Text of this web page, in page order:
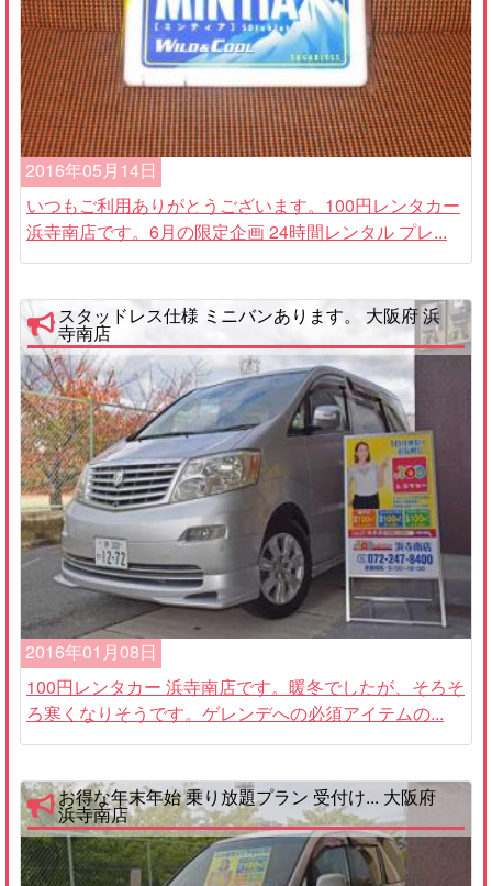
2016年05月14日
いつもご利用ありがとうございます。100円レンタカー
浜寺南店です。6月の限定企画 24時間レンタル プレ...
スタッドレス仕様 ミニバンあります。 大阪府 浜
寺南店
2016年01月08日
100円レンタカー 浜寺南店です。暖冬でしたが、そろそ
ろ寒くなりそうです。ゲレンデへの必須アイテムの...
お得な年末年始 乗り放題プラン 受付け... 大阪府
浜寺南店